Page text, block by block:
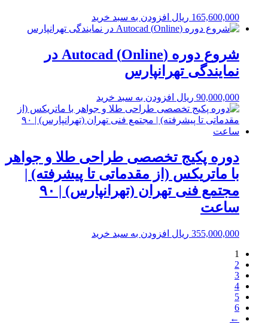
165,600,000 ریال افزودن به سبد خرید
شروع دوره (Online) Autocad در
نمایندگی تهرانپارس
90,000,000 ریال افزودن به سبد خرید
دوره پکیج تخصصی طراحی طلا و جواهر
با ماتریکس (از مقدماتی تا پیشرفته) |
مجتمع فنی تهران (تهرانپارس) | ۹۰
ساعت
355,000,000 ریال افزودن به سبد خرید
1
2
3
4
5
6
←